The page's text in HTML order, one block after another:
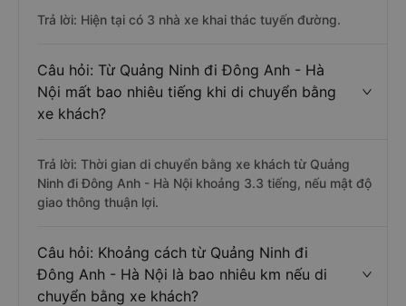
Trả lời: Hiện tại có 3 nhà xe khai thác tuyến đường.
Câu hỏi: Từ Quảng Ninh đi Đông Anh - Hà
Nội mất bao nhiêu tiếng khi di chuyển bằng
xe khách?
Trả lời: Thời gian di chuyển bằng xe khách từ Quảng
Ninh đi Đông Anh - Hà Nội khoảng 3.3 tiếng, nếu mật độ
giao thông thuận lợi.
Câu hỏi: Khoảng cách từ Quảng Ninh đi
Đông Anh - Hà Nội là bao nhiêu km nếu di
chuyển bằng xe khách?